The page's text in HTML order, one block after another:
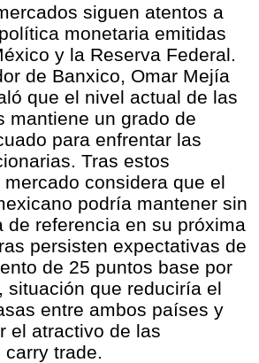
siguen atentos a
monetaria emitidas
y la Reserva Federal.
de Banxico, Omar Mejía
que el nivel actual de las
mantiene un grado de
para enfrentar las
Tras estos
considera que el
podría mantener sin
de referencia en su próxima
persisten expectativas de
de 25 puntos base por
situación que reduciría el
entre ambos países y
el atractivo de las
trade.